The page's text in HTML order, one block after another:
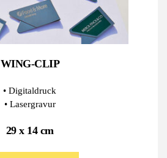
WING-CLIP
• Digitaldruck
• Lasergravur
29 x 14 cm